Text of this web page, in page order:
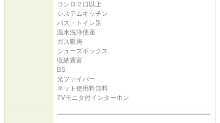
コンロ２口以上
システムキッチン
バス・トイレ別
温水洗浄便座
ガス暖房
シューズボックス
収納豊富
BS
光ファイバー
ネット使用料無料
TVモニタ付インターホン
━━━━━━━━━━━━━━━━━━━━━━━━